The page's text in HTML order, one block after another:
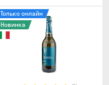
Только онлайн
Новинка